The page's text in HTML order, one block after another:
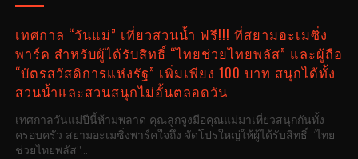
เทศกาล “วันแม่” เที่ยวสวนน้ำ ฟรี!!! ที่สยามอะเมซิ่ง
พาร์ค สำหรับผู้ได้รับสิทธิ์ “ไทยช่วยไทยพลัส” และผู้ถือ
“บัตรสวัสดิการแห่งรัฐ” เพิ่มเพียง 100 บาท สนุกได้ทั้ง
สวนน้ำและสวนสนุกไม่อั้นตลอดวัน
เทศกาลวันแม่ปีนี้ห้ามพลาด คุณลูกจูงมือคุณแม่มาเที่ยวสนุกกันทั้ง
ครอบครัว สยามอะเมซิ่งพาร์คใจถึง จัดโปรใหญ่ให้ผู้ได้รับสิทธิ์ “ไทย
ช่วยไทยพลัส”...